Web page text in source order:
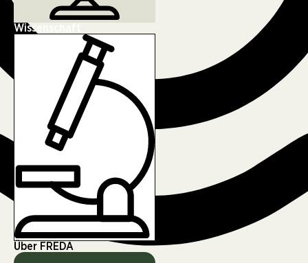
Wissenschaft
Über FREDA